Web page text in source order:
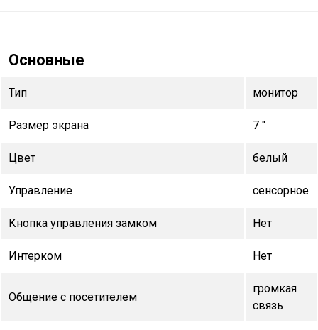
Основные
Тип монитор
Размер экрана 7 "
Цвет белый
Управление сенсорное
Кнопка управления замком Нет
Интерком Нет
Общение с посетителем
громкая
связь